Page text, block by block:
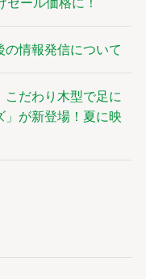
の情報発信について
こだわり木型で足に
」が新登場！夏に映